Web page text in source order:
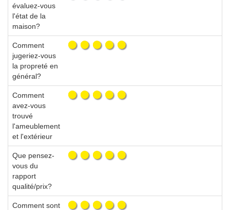
évaluez-vous
l'état de la
maison?
Comment
jugeriez-vous
la propreté en
général?
Comment
avez-vous
trouvé
l'ameublement
et l'extérieur
Que pensez-
vous du
rapport
qualité/prix?
Comment sont